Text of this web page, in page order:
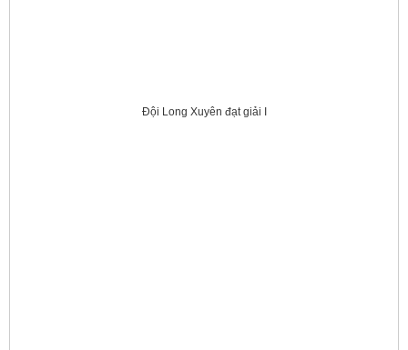
Đội Long Xuyên đạt giải I